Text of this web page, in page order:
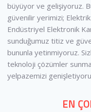
büyüyor ve gelişiyoruz.
güvenilir yerimizi;
Endüstriyel Elektronik
sunduğumuz titiz ve
bununla yetinmiyoruz.
teknoloji çözümler
yelpazemizi
EN